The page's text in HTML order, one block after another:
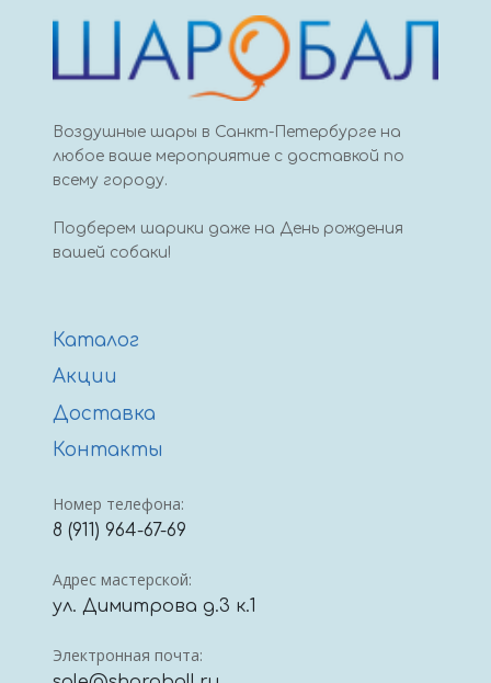
Воздушные шары в Санкт-Петербурге на
любое ваше мероприятие с доставкой по
всему городу.
Подберем шарики даже на День рождения
вашей собаки!
Каталог
Акции
Доставка
Контакты
Номер телефона:
8 (911) 964-67-69
Адрес мастерской:
ул. Димитрова д.3 к.1
Электронная почта: